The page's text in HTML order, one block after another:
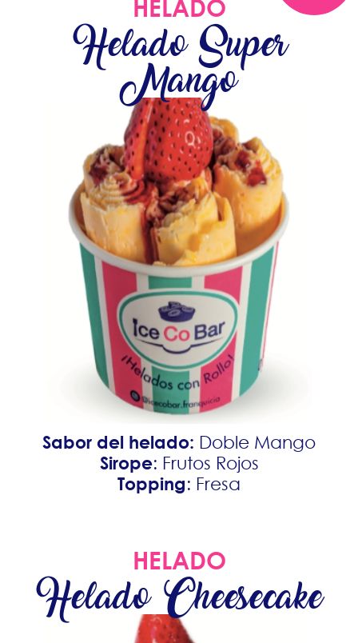
HELADO
Helado Super
Mango
Sabor del helado: Doble Mango
Sirope: Frutos Rojos
Topping: Fresa
HELADO
Helado Cheesecake